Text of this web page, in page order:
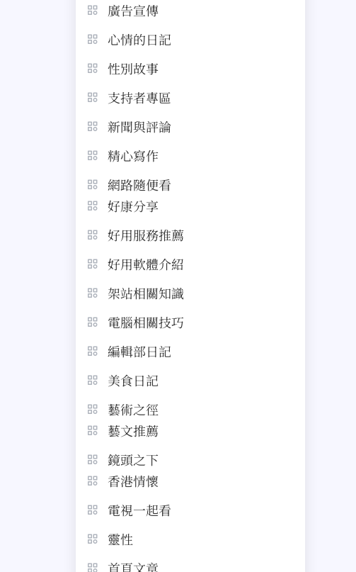
廣告宣傳
心情的日記
性別故事
支持者專區
新聞與評論
精心寫作
網路隨便看
好康分享
好用服務推薦
好用軟體介紹
架站相關知識
電腦相關技巧
編輯部日記
美食日記
藝術之徑
藝文推薦
鏡頭之下
香港情懷
電視一起看
靈性
首頁文章